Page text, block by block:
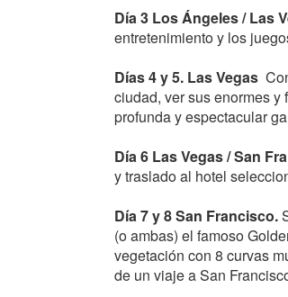
Día 3 Los Ángeles / Las
entretenimiento y los
Días 4 y 5. Las Vegas
ciudad, ver sus enormes
profunda y espectacular
Día 6 Las Vegas / San
y traslado al hotel
Día 7 y 8 San Francisco.
(o ambas) el famoso
vegetación con 8 curvas
de un viaje a San